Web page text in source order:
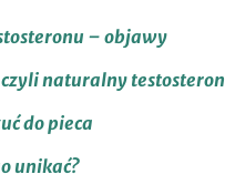
– objawy
naturalny testosteron
do pieca
unikać?